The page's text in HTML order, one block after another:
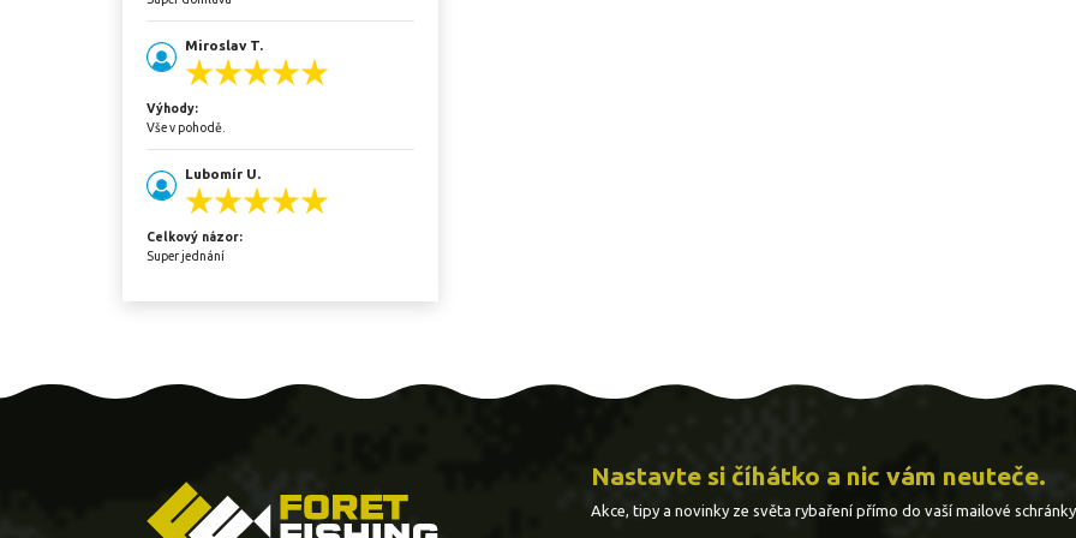
Miroslav T.
Výhody:
Vše v pohodě.
Lubomír U.
Celkový názor:
Super jednání
Nastavte si číhátko a nic vám neuteče.
Akce, tipy a novinky ze světa rybaření přímo do vaší mailové